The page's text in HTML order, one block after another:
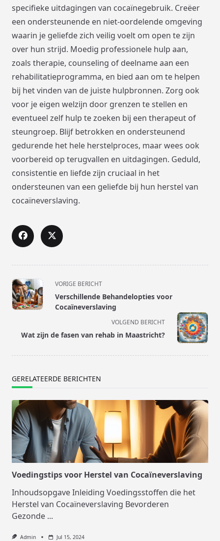
specifieke uitdagingen van cocaïnegebruik. Creëer
een ondersteunende en niet-oordelende omgeving
waarin je geliefde zich veilig voelt om open te zijn
over hun strijd. Moedig professionele hulp aan,
zoals therapie, counseling of deelname aan een
rehabilitatieprogramma, en bied aan om te helpen
bij het vinden van de juiste hulpbronnen. Zorg ook
voor je eigen welzijn door grenzen te stellen en
eventueel zelf hulp te zoeken bij een therapeut of
steungroep. Blijf betrokken en ondersteunend
gedurende het hele herstelproces, maar wees ook
voorbereid op terugvallen en uitdagingen. Geduld,
consistentie en liefde zijn cruciaal in het
ondersteunen van een geliefde bij hun herstel van
cocaïneverslaving.
<span
class="nav-
subtitle
text">Pagina</span>
VORIGE BERICHT
Verschillende Behandelopties voor
Cocaïneverslaving
VOLGEND BERICHT
Wat zijn de fasen van rehab in Maastricht?
GERELATEERDE BERICHTEN
Voedingstips voor Herstel van Cocaïneverslaving
Inhoudsopgave Inleiding Voedingsstoffen die het
Herstel van Cocaïneverslaving Bevorderen
Gezonde ...
Admin Jul 15, 2024